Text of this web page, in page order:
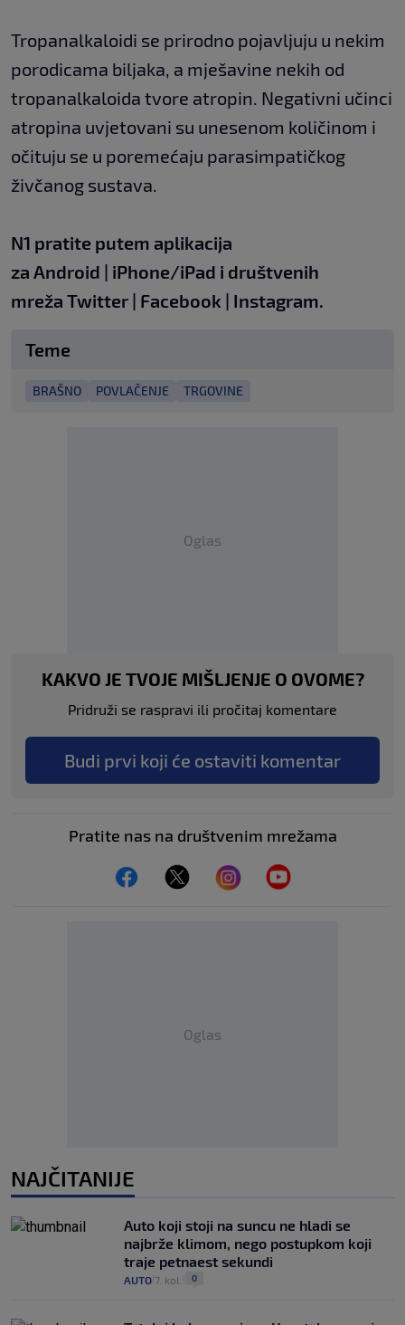
Tropanalkaloidi se prirodno pojavljuju u nekim
porodicama biljaka, a mješavine nekih od
tropanalkaloida tvore atropin. Negativni učinci
atropina uvjetovani su unesenom količinom i
očituju se u poremećaju parasimpatičkog
živčanog sustava.
N1 pratite putem aplikacija
za Android | iPhone/iPad i društvenih
mreža Twitter | Facebook | Instagram.
Teme
BRAŠNO POVLAČENJE TRGOVINE
Oglas
KAKVO JE TVOJE MIŠLJENJE O OVOME?
Pridruži se raspravi ili pročitaj komentare
Budi prvi koji će ostaviti komentar
Pratite nas na društvenim mrežama
Oglas
NAJČITANIJE
Auto koji stoji na suncu ne hladi se
najbrže klimom, nego postupkom koji
traje petnaest sekundi
AUTO 7. kol. 0